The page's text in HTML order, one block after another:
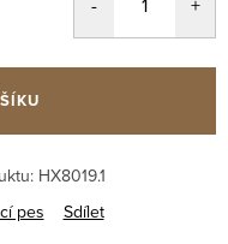
HX8019.1
pes Sdílet